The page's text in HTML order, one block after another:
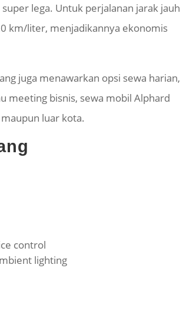
lega. Untuk perjalanan jarak jauh
km/liter, menjadikannya ekonomis
juga menawarkan opsi sewa harian,
meeting bisnis, sewa mobil Alphard
luar kota.
control
lighting